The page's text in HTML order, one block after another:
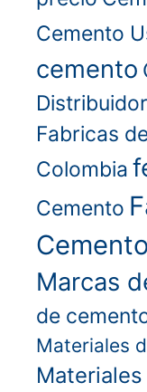
Cemento
cemento
Fabricas
Colombia
Cemento
Cemento
Marcas
de
Materiales